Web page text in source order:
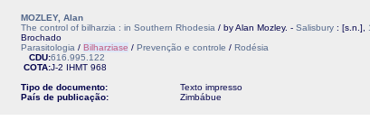
MOZLEY, Alan
The control of bilharzia : in Southern Rhodesia / by Alan Mozley. - Salisbury : [s.n.],
Brochado
Parasitologia / Bilharziase / Prevenção e controle / Rodésia
CDU:616.995.122
COTA:J-2 IHMT 968
Tipo de documento:
Texto impresso
País de publicação:
Zimbábue